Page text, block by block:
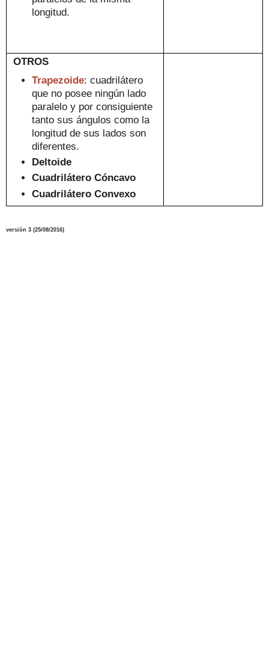
longitud.
OTROS
Trapezoide: cuadrilátero
que no posee ningún lado
paralelo y por consiguiente
tanto sus ángulos como la
longitud de sus lados son
diferentes.
Deltoide
CuadriláteroCóncavo
Cuadrilátero Convexo
versión 3 (25/08/2016)